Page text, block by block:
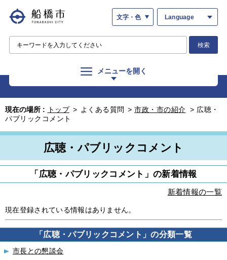
文字・色 Language
検索
メニューを開く
現在の場所 : トップ > よくある質問 > 市政・市の紹介 > 広聴・
パブリックコメント
広聴・パブリックコメント
「広聴・パブリックコメント」の新着情報
新着情報の一覧
現在登録されている情報はありません。
「広聴・パブリックコメント」の分類一覧
市長との懇談会